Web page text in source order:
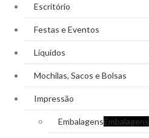
Escritório
Festas e Eventos
Líquidos
Mochilas, Sacos e Bolsas
Impressão
EmbalagensEmbalagens